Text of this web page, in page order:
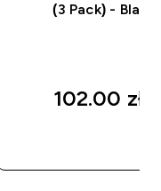
(3 Pack) - Black
102.00 zł‎